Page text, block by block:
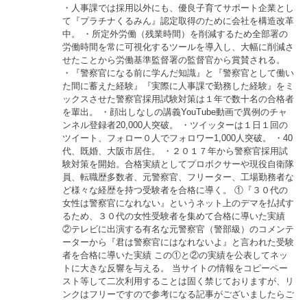
・人事課では採用以外にも、優良子育てサポート企業とし
て『プラチナくるみん』認定取得のために会社を構造改革
中。 ・所定外労働（残業時間）を削減するため全部署の
労働時間を常に可視化するツールを導入し、大幅に削減さ
せたことから労働基準監督署の監督官から賞賛される。
・『警察官になる前に学んだ知識』と『警察官として働い
た間に蓄えた経験』『実際に人事課で勤務した経験』をミ
ックスさせた警察官採用試験対策は１年で数十名の合格者
を輩出。 ・顔出しなしの講義YouTube動画で異例のチャ
ンネル登録者20,000人突破。 ・ツイッターは１日１回の
ツイート、フォロー０人でフォロワー1,000人突破。 ・40
代、既婚、大阪市居住。 ・２０１７年から警察官採用試
験対策を開始。合格実績としてプロボクサーや現役自衛隊
員、転職歴多数者、元警察官、フリーター、工場勤務者な
ど様々な経歴を持つ受験者を合格に導く。 ①『３０代の
女性は警察官になれない』というネット上のデマを払拭す
るため、３０代の女性受験者を集めて合格に導いた実績
②テレビに出演する有名な元警察官（警部級）のコメンテ
ーターから『君は警察官にはなれないよ』と言われた受験
者を合格に導いた実績 この①と②の実績を公表してネッ
トに大きな反響を与える。 当サイトの情報をコピーペー
スト等して二次利用することは固く禁じておりますが、リ
ンクはフリーですので参考になる記事がございましたらご